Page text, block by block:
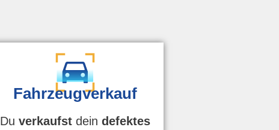
Fahrzeugverkauf
Duverkaufst deindefektes